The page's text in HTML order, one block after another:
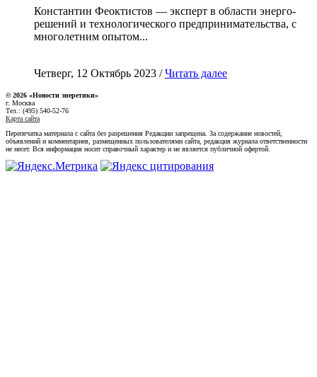
Константин Феоктистов — эксперт в области энерго-
решений и технологического предпринимательства, с
многолетним опытом...
Четверг, 12 Октябрь 2023 /Читать далее
© 2026 «Новости энеретики»
г. Москва
Тел.: (495) 540-52-76
Карта сайта
Перепечатка материала с сайта без разрешения Редакции запрещена. За содержание новостей,
объявлений и комментариев, размещенных пользователями сайта, редакция журнала ответственности
не несет. Вся информация носит справочный характер и не является публичной офертой.